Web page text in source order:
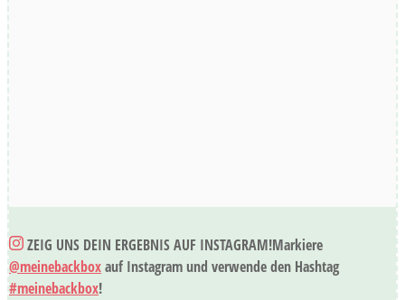
ZEIG UNS DEIN ERGEBNIS AUF INSTAGRAM!Markiere
@meinebackboxauf Instagram und verwende den Hashtag
#meinebackbox!